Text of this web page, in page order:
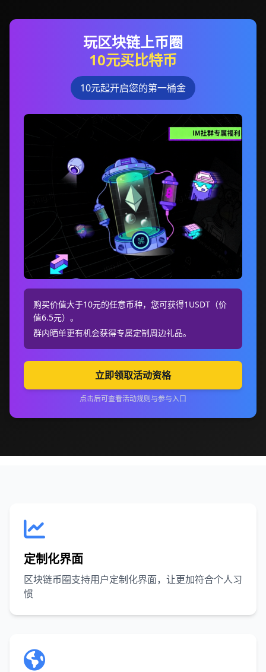
玩区块链上币圈
10元买比特币
10元起开启您的第一桶金
购买价值大于10元的任意币种，您可获得1USDT（价
值6.5元）。
群内晒单更有机会获得专属定制周边礼品。
立即领取活动资格
点击后可查看活动规则与参与入口
定制化界面
区块链币圈支持用户定制化界面，让更加符合个人习
惯